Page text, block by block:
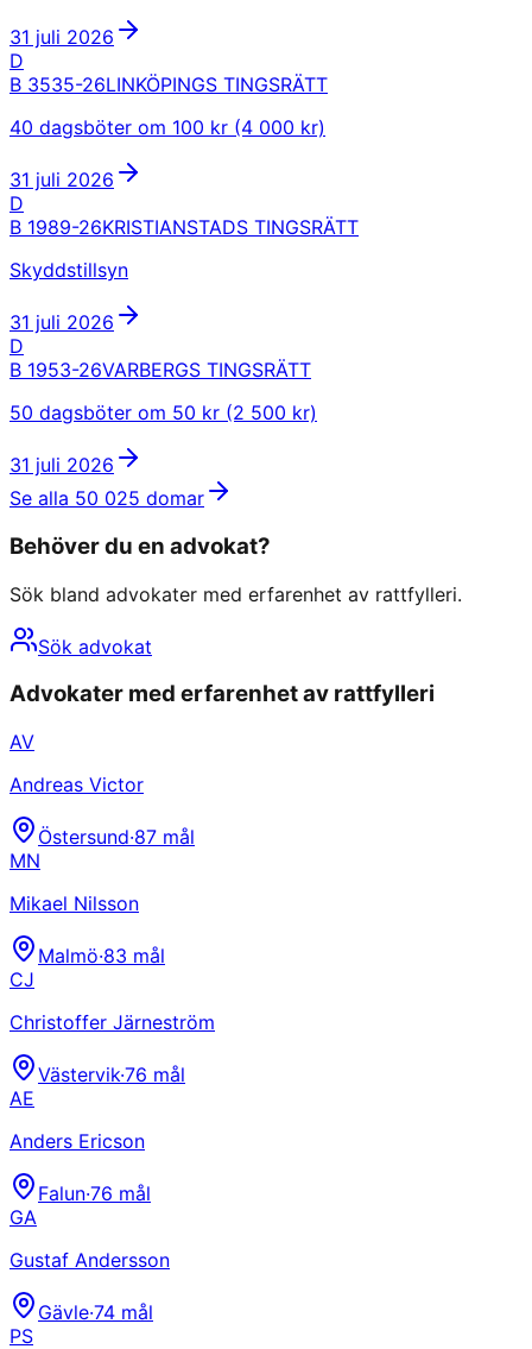
31 juli 2026
D
B 3535-26LINKÖPINGS TINGSRÄTT
40 dagsböter om 100 kr (4 000 kr)
31 juli 2026
D
B 1989-26KRISTIANSTADS TINGSRÄTT
Skyddstillsyn
31 juli 2026
D
B 1953-26VARBERGS TINGSRÄTT
50 dagsböter om 50 kr (2 500 kr)
31 juli 2026
Se alla 50 025 domar
Behöver du en advokat?
Sök bland advokater med erfarenhet av rattfylleri.
Sök advokat
Advokater med erfarenhet av rattfylleri
AV
Andreas Victor
Östersund·87 mål
MN
Mikael Nilsson
Malmö·83 mål
CJ
Christoffer Järneström
Västervik·76 mål
AE
Anders Ericson
Falun·76 mål
GA
Gustaf Andersson
Gävle·74 mål
PS